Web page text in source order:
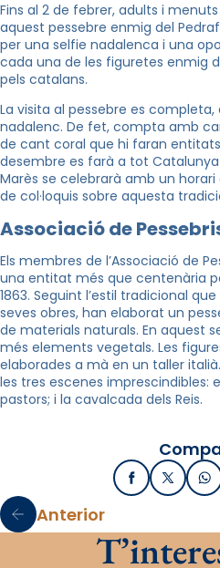
Fins al 2 de febrer, adults i
aquest pessebre enmig del
per una selfie nadalenca i una
cada una de les figuretes enmig
pels catalans.
La visita al pessebre es
nadalenc. De fet, compta amb
de cant coral que hi faran
desembre es farà a tot Catalunya
Marès se celebrarà amb un
de col·loquis sobre aquesta
Associació de
Els membres de l’Associació de
una entitat més que centenària
1863. Seguint l’estil tradicional
seves obres, han elaborat un
de materials naturals. En aquest
més elements vegetals. Les
elaborades a mà en un taller
les tres escenes imprescindibles:
pastors; i la cavalcada dels Reis.
Facebook
X /
Anterior